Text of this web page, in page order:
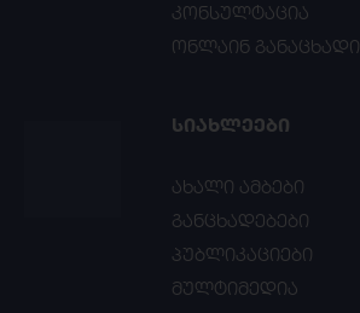
კონსულტაცია
ონლაინ განაცხადი
ᲡᲘᲐᲮᲚᲔᲔᲑᲘ
ახალი ამბები
განცხადებები
პუბლიკაციები
მულტიმედია